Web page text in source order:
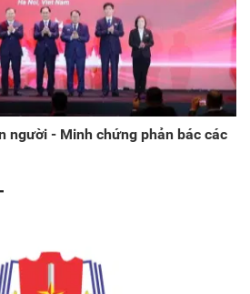
người - Minh chứng phản bác các